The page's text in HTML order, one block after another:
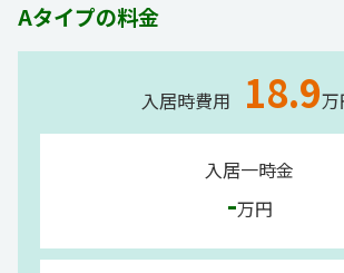
Aタイプの料金
入居時費用 18.9万
入居一時金
-万円